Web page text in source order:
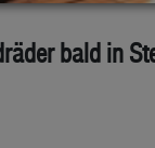
bald in